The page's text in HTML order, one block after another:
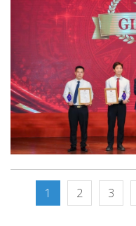
1 2 3